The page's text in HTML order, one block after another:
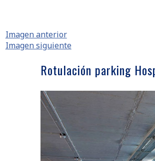
Imagen anterior
Imagen siguiente
Rotulación parking